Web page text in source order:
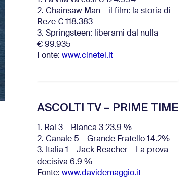
2. Chainsaw Man – il film: la storia di
Reze € 118.383
3. Springsteen: liberami dal nulla
€ 99.935
Fonte: www.cinetel.it
ASCOLTI TV – PRIME TIME
1. Rai 3 – Blanca 3 23.9 %
2. Canale 5 – Grande Fratello 14.2%
3. Italia 1 – Jack Reacher – La prova
decisiva 6.9 %
Fonte: www.davidemaggio.it